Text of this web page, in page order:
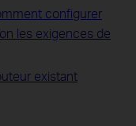
configurer
les exigences de
existant